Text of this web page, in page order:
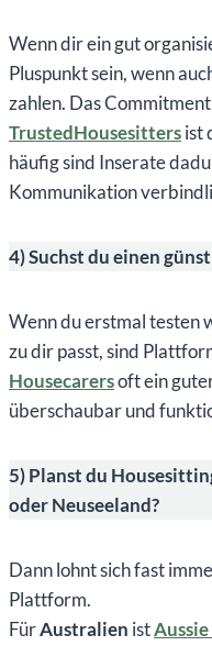
Wenn dir ein gut
Pluspunkt sein, wenn
zahlen. Das
TrustedHousesittersist
häufig sind Inserate
Kommunikation
4) Suchst du einen
Wenn du erstmal testen
zu dir passt, sind
Housecarersoft ein
überschaubar und
5) Planst du
oder Neuseeland?
Dann lohnt sich fast
Plattform.
FürAustralien ist